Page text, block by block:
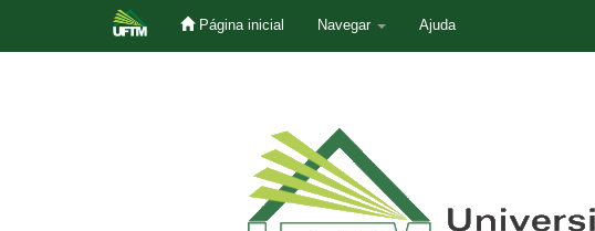
Página inicial Navegar Ajuda